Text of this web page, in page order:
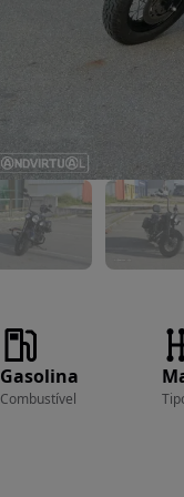
Gasolina
Combustível